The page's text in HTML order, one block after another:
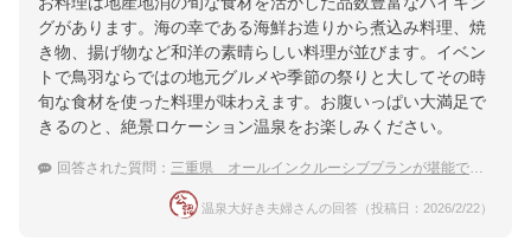
グがあります。海の幸である海鮮お造りから煮込み料理、焼
き物、揚げ物など和洋の素晴らしい料理が並びます。イベン
トで鳥羽ならではの地元グルメや季節の祭りと大してその時
旬な食材を使った料理が味わえます。お腹いっぱい大満足で
きるのと、絶景ロケーション温泉をお楽しみください。
回答された質問： 三重県 オールインクルーシブプランが堪能できる！子連れに優しい温泉宿
温泉大好き夫婦さんの回答（投稿日：2026/2/22）